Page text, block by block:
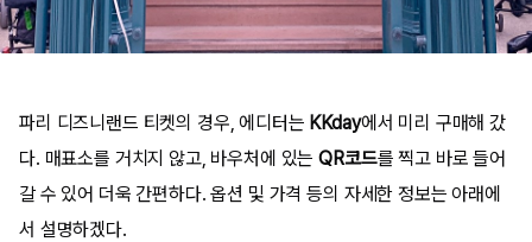
파리 디즈니랜드 티켓의 경우, 에디터는 KKday에서 미리 구매해 갔
다. 매표소를 거치지 않고, 바우처에 있는QR코드를 찍고 바로 들어
갈 수 있어 더욱 간편하다. 옵션 및 가격 등의 자세한 정보는 아래에
서 설명하겠다.